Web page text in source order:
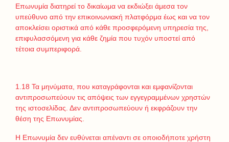
Επωνυμία διατηρεί το δικαίωμα να εκδιώξει άμεσα τον
υπεύθυνο από την επικοινωνιακή πλατφόρμα έως και να τον
αποκλείσει οριστικά από κάθε προσφερόμενη υπηρεσία της,
επιφυλασσόμενη για κάθε ζημία που τυχόν υποστεί από
τέτοια συμπεριφορά.
1.18 Τα μηνύματα, που καταγράφονται και εμφανίζονται
αντιπροσωπεύουν τις απόψεις των εγγεγραμμένων χρηστών
της ιστοσελίδας. Δεν αντιπροσωπεύουν ή εκφράζουν την
θέση της Επωνυμίας.
Η Επωνυμία δεν ευθύνεται απέναντι σε οποιοδήποτε χρήστη